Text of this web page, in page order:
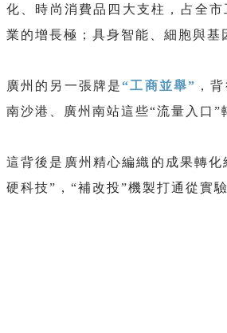
化、時尚消費品四大支柱，占全
業的增長極；具身智能、細胞與基
廣州的另一張牌是“工商並舉” ，
南沙港、廣州南站這些“流量入口”
這背後是廣州精心編織的成果轉
硬科技”，“補改投”機製打通從實